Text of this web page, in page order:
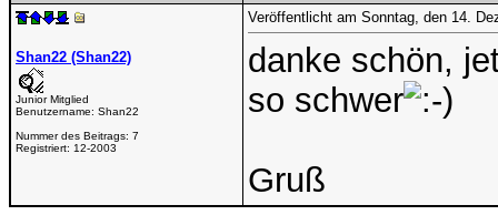
Shan22 (Shan22)
Junior Mitglied
Benutzername: Shan22
Nummer des Beitrags: 7
Registriert: 12-2003
Veröffentlicht am Sonntag, den 14.
danke schön,
so schwer
Gruß